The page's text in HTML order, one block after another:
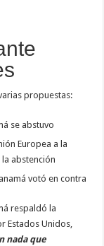
propuestas:
se abstuvo
Europea a la
abstención
votó en contra
respaldó la
Estados Unidos,
nada que